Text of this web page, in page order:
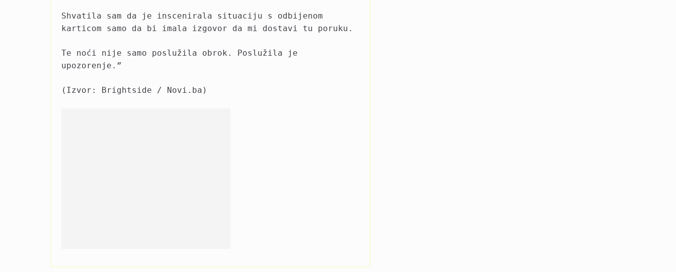
Shvatila sam da je inscenirala situaciju s odbijenom
karticom samo da bi imala izgovor da mi dostavi tu poruku.
Te noći nije samo poslužila obrok. Poslužila je
upozorenje.”
(Izvor: Brightside / Novi.ba)